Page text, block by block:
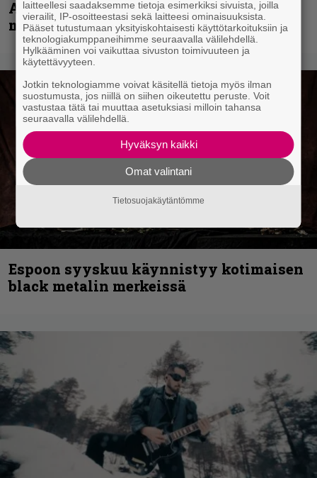
Accept, Carcass, Black Label Society ja
muita avauspäivän esiintyjiä
Espoon syyskuu käynnistyy kotimaisen
black metalin merkeissä
laitteellesi saadaksemme tietoja esimerkiksi sivuista, joilla
vierailit, IP-osoitteestasi sekä laitteesi ominaisuuksista.
Pääset tutustumaan yksityiskohtaisesti käyttötarkoituksiin ja
teknologiakumppaneihimme seuraavalla välilehdellä.
Hylkääminen voi vaikuttaa sivuston toimivuuteen ja
käytettävyyteen.
Jotkin teknologiamme voivat käsitellä tietoja myös ilman
suostumusta, jos niillä on siihen oikeutettu peruste. Voit
vastustaa tätä tai muuttaa asetuksiasi milloin tahansa
seuraavalla välilehdellä.
Hyväksyn kaikki
Omat valintani
Tietosuojakäytäntömme